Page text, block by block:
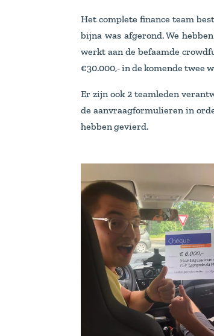
Het complete finance team
bijna was afgerond. We
werkt aan de befaamde
€30.000,- in de komende twee
Er zijn ook 2 teamleden
de aanvraagformulieren in
hebben gevierd.